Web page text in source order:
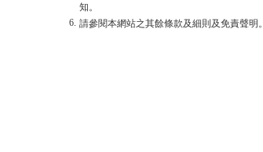
知。
6. 請參閱本網站之其餘條款及細則及免責聲明。